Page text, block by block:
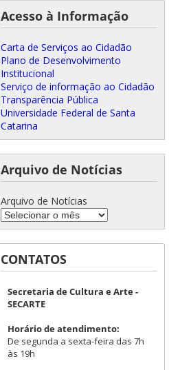
Acesso à Informação
Carta de Serviços ao Cidadão
Plano de Desenvolvimento
Institucional
Serviço de informação ao Cidadão
Transparência Pública
Universidade Federal de Santa
Catarina
Arquivo de Notícias
Arquivo de Notícias
CONTATOS
Secretaria de Cultura e Arte -
SECARTE
Horário de atendimento:
De segunda a sexta-feira das 7h
às 19h